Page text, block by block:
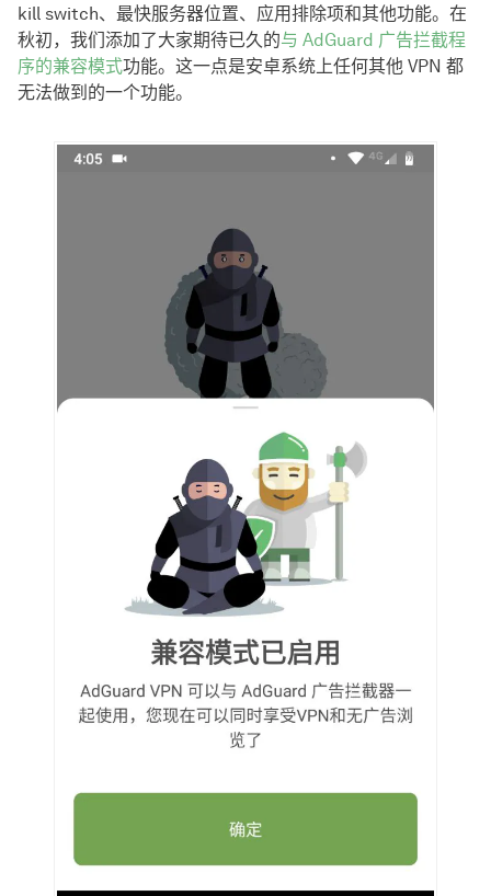
kill switch、最快服务器位置、应用排除项和其他功能。在
秋初，我们添加了大家期待已久的与 AdGuard 广告拦截程
序的兼容模式功能。这一点是安卓系统上任何其他 VPN 都
无法做到的一个功能。